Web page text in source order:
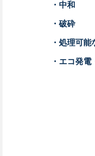
・中和
・破砕
・処理可
・エコ発